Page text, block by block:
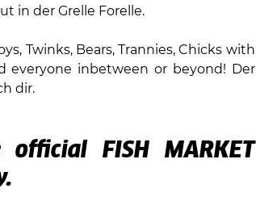
in der Grelle Forelle.
Twinks, Bears, Trannies, Chicks with
everyone inbetween or beyond! Der
dir.
FISH MARKET